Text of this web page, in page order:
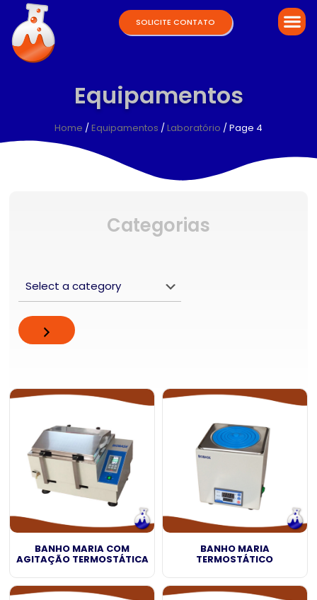
SOLICITE CONTATO
Equipamentos
Home / Equipamentos / Laboratório / Page 4
Categorias
BANHO MARIA COM
AGITAÇÃO TERMOSTÁTICA
BANHO MARIA
TERMOSTÁTICO